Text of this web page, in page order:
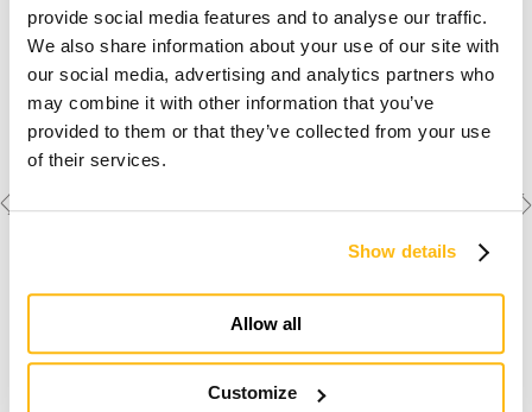
provide social media features and to analyse our traffic.
We also share information about your use of our site with
our social media, advertising and analytics partners who
may combine it with other information that you’ve
provided to them or that they’ve collected from your use
of their services.
Show details
Allow all
Customize
ansehen